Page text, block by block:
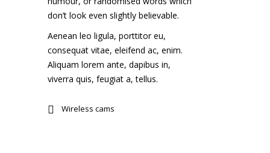
don’t look even slightly believable.
Aenean leo ligula, porttitor eu,
consequat vitae, eleifend ac, enim.
Aliquam lorem ante, dapibus in,
viverra quis, feugiat a, tellus.
Wireless cams